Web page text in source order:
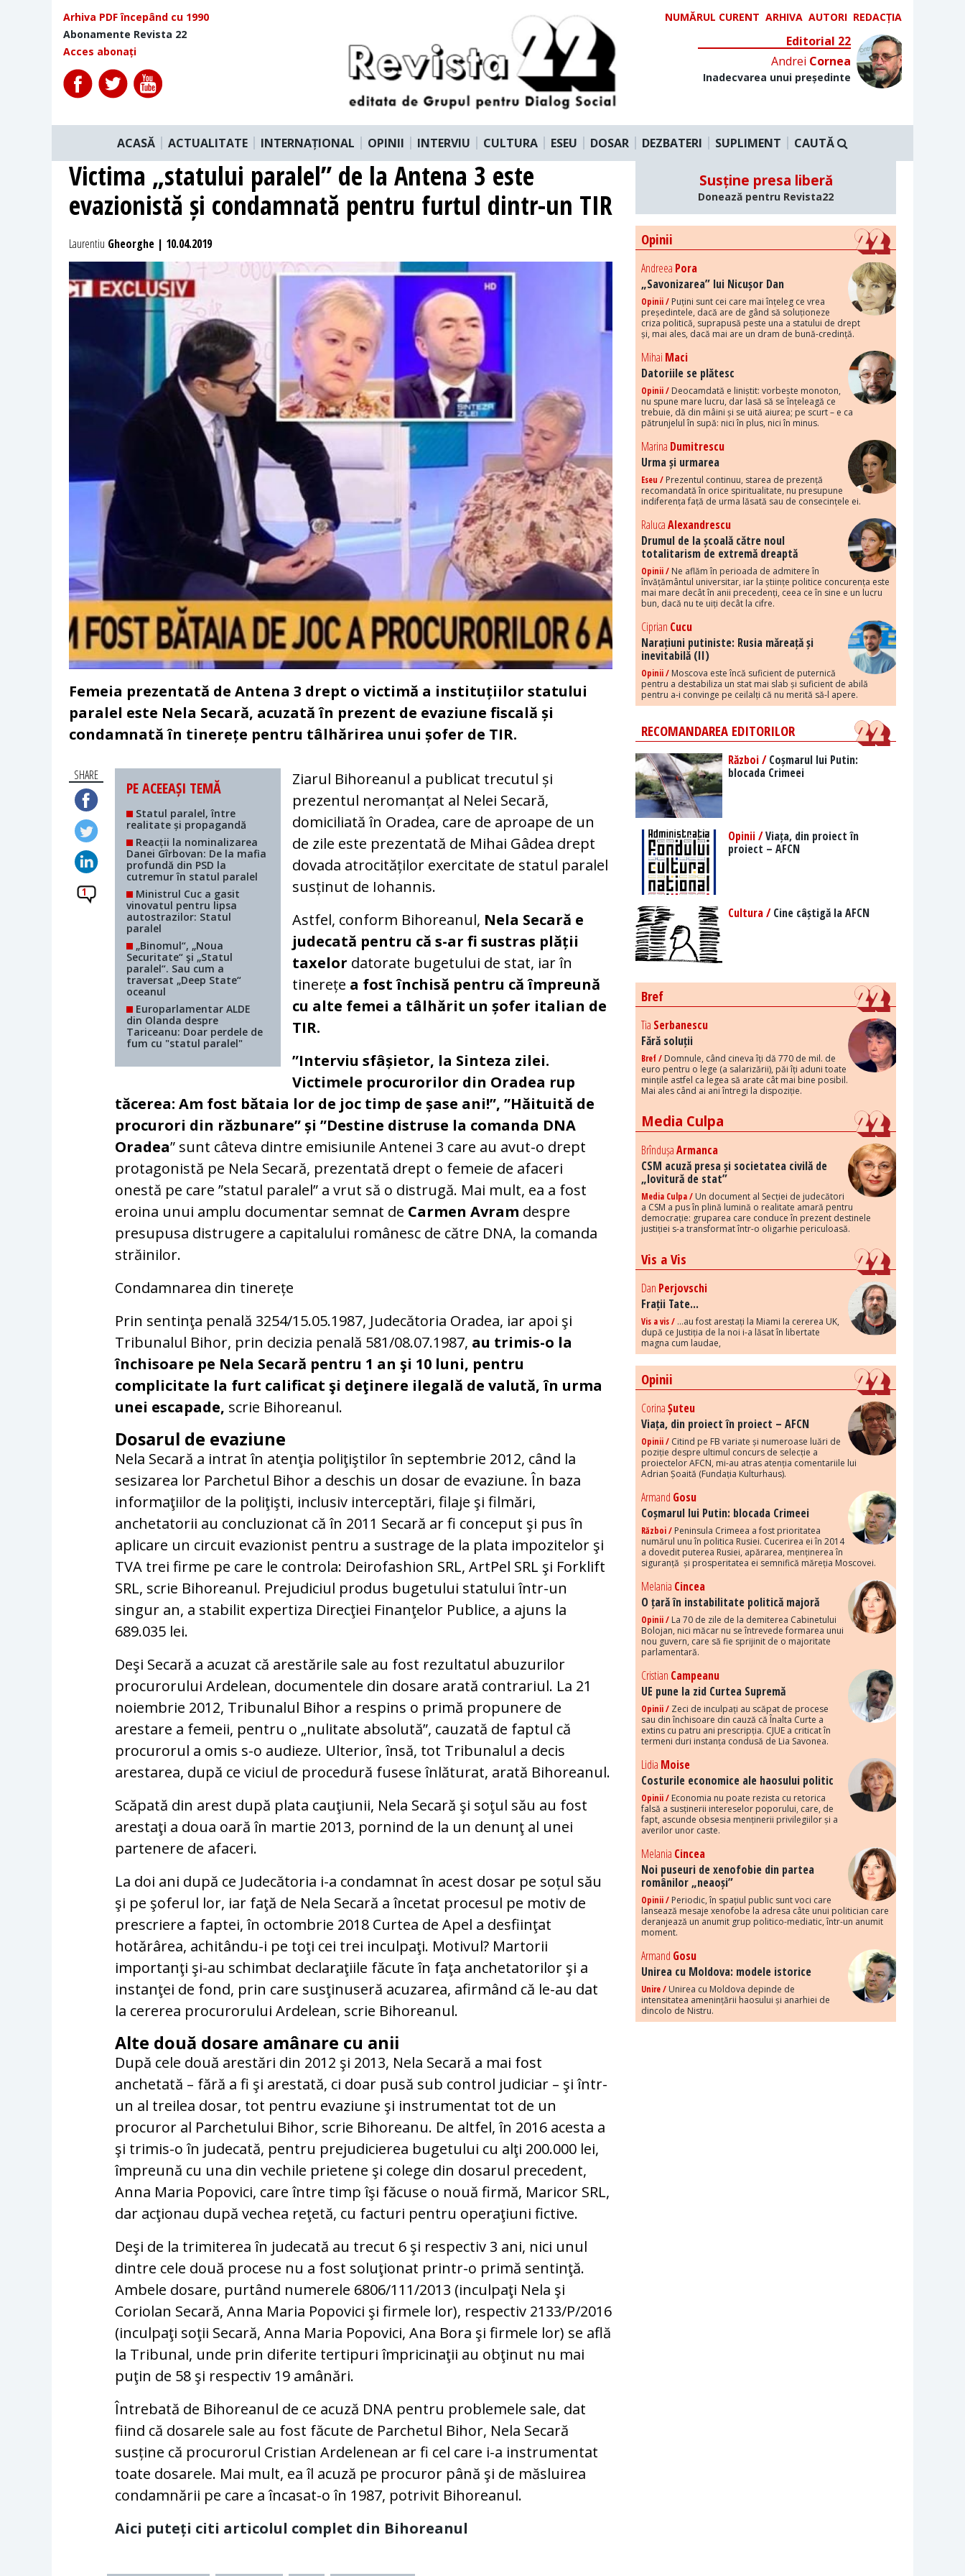
Arhiva PDF începând cu 1990
Abonamente Revista 22
Acces abonați
NUMĂRUL CURENT ARHIVA AUTORI REDACȚIA
Editorial 22
Andrei Cornea
Inadecvarea unui președinte
ACASĂ ACTUALITATE INTERNAȚIONAL OPINII INTERVIU CULTURA ESEU DOSAR DEZBATERI SUPLIMENT CAUTĂ
Victima „statului paralel” de la Antena 3 este
evazionistă și condamnată pentru furtul dintr-un TIR
Laurentiu Gheorghe | 10.04.2019
Femeia prezentată de Antena 3 drept o victimă a instituțiilor statului
paralel este Nela Secară, acuzată în prezent de evaziune fiscală și
condamnată în tinerețe pentru tâlhărirea unui șofer de TIR.
SHARE
1
PE ACEEAȘI TEMĂ
Statul paralel, între
realitate și propagandă
Reacții la nominalizarea
Danei Gîrbovan: De la mafia
profundă din PSD la
cutremur în statul paralel
Ministrul Cuc a gasit
vinovatul pentru lipsa
autostrazilor: Statul
paralel
„Binomul“, „Noua
Securitate“ şi „Statul
paralel“. Sau cum a
traversat „Deep State“
oceanul
Europarlamentar ALDE
din Olanda despre
Tariceanu: Doar perdele de
fum cu "statul paralel"
Ziarul Bihoreanul a publicat trecutul și
prezentul neromanțat al Nelei Secară,
domiciliată în Oradea, care de aproape de un
de zile este prezentată de Mihai Gâdea drept
dovada atrocităților exercitate de statul paralel
susținut de Iohannis.
Astfel, conform Bihoreanul, Nela Secară e
judecată pentru că s-ar fi sustras plății
taxelor datorate bugetului de stat, iar în
tinerețe a fost închisă pentru că împreună
cu alte femei a tâlhărit un șofer italian de
TIR.
”Interviu sfâșietor, la Sinteza zilei.
Victimele procurorilor din Oradea rup
tăcerea: Am fost bătaia lor de joc timp de șase ani!”, ”Hăituită de
procurori din răzbunare” și ”Destine distruse la comanda DNA
Oradea” sunt câteva dintre emisiunile Antenei 3 care au avut-o drept
protagonistă pe Nela Secară, prezentată drept o femeie de afaceri
onestă pe care ”statul paralel” a vrut să o distrugă. Mai mult, ea a fost
eroina unui amplu documentar semnat de Carmen Avram despre
presupusa distrugere a capitalului românesc de către DNA, la comanda
străinilor.
Condamnarea din tinerețe
Prin sentinţa penală 3254/15.05.1987, Judecătoria Oradea, iar apoi şi
Tribunalul Bihor, prin decizia penală 581/08.07.1987, au trimis-o la
închisoare pe Nela Secară pentru 1 an şi 10 luni, pentru
complicitate la furt calificat şi deţinere ilegală de valută, în urma
unei escapade, scrie Bihoreanul.
Dosarul de evaziune
Nela Secară a intrat în atenţia poliţiştilor în septembrie 2012, când la
sesizarea lor Parchetul Bihor a deschis un dosar de evaziune. În baza
informaţiilor de la poliţişti, inclusiv interceptări, filaje şi filmări,
anchetatorii au concluzionat că în 2011 Secară ar fi conceput şi pus în
aplicare un circuit evazionist pentru a sustrage de la plata impozitelor şi
TVA trei firme pe care le controla: Deirofashion SRL, ArtPel SRL şi Forklift
SRL, scrie Bihoreanul. Prejudiciul produs bugetului statului într-un
singur an, a stabilit expertiza Direcţiei Finanţelor Publice, a ajuns la
689.035 lei.
Deşi Secară a acuzat că arestările sale au fost rezultatul abuzurilor
procurorului Ardelean, documentele din dosare arată contrariul. La 21
noiembrie 2012, Tribunalul Bihor a respins o primă propunere de
arestare a femeii, pentru o „nulitate absolută”, cauzată de faptul că
procurorul a omis s-o audieze. Ulterior, însă, tot Tribunalul a decis
arestarea, după ce viciul de procedură fusese înlăturat, arată Bihoreanul.
Scăpată din arest după plata cauţiunii, Nela Secară şi soţul său au fost
arestaţi a doua oară în martie 2013, pornind de la un denunţ al unei
partenere de afaceri.
La doi ani după ce Judecătoria i-a condamnat în acest dosar pe soțul său
şi pe şoferul lor, iar faţă de Nela Secară a încetat procesul pe motiv de
prescriere a faptei, în octombrie 2018 Curtea de Apel a desfiinţat
hotărârea, achitându-i pe toţi cei trei inculpaţi. Motivul? Martorii
importanţi şi-au schimbat declaraţiile făcute în faţa anchetatorilor şi a
instanţei de fond, prin care susţinuseră acuzarea, afirmând că le-au dat
la cererea procurorului Ardelean, scrie Bihoreanul.
Alte două dosare amânare cu anii
După cele două arestări din 2012 şi 2013, Nela Secară a mai fost
anchetată – fără a fi şi arestată, ci doar pusă sub control judiciar – şi într-
un al treilea dosar, tot pentru evaziune şi instrumentat tot de un
procuror al Parchetului Bihor, scrie Bihoreanu. De altfel, în 2016 acesta a
şi trimis-o în judecată, pentru prejudicierea bugetului cu alţi 200.000 lei,
împreună cu una din vechile prietene şi colege din dosarul precedent,
Anna Maria Popovici, care între timp îşi făcuse o nouă firmă, Maricor SRL,
dar acţionau după vechea reţetă, cu facturi pentru operaţiuni fictive.
Deşi de la trimiterea în judecată au trecut 6 şi respectiv 3 ani, nici unul
dintre cele două procese nu a fost soluţionat printr-o primă sentinţă.
Ambele dosare, purtând numerele 6806/111/2013 (inculpaţi Nela şi
Coriolan Secară, Anna Maria Popovici şi firmele lor), respectiv 2133/P/2016
(inculpaţi soţii Secară, Anna Maria Popovici, Ana Bora şi firmele lor) se află
la Tribunal, unde prin diferite tertipuri împricinaţii au obţinut nu mai
puţin de 58 şi respectiv 19 amânări.
Întrebată de Bihoreanul de ce acuză DNA pentru problemele sale, dat
fiind că dosarele sale au fost făcute de Parchetul Bihor, Nela Secară
susține că procurorul Cristian Ardelenean ar fi cel care i-a instrumentat
toate dosarele. Mai mult, ea îl acuză pe procuror până şi de măsluirea
condamnării pe care a încasat-o în 1987, potrivit Bihoreanul.
Aici puteți citi articolul complet din Bihoreanul
Susține presa liberă
Donează pentru Revista22
Opinii
Andreea Pora
„Savonizarea” lui Nicușor Dan
Opinii / Puțini sunt cei care mai înțeleg ce vrea
președintele, dacă are de gând să soluționeze
criza politică, suprapusă peste una a statului de drept
și, mai ales, dacă mai are un dram de bună-credință.
Mihai Maci
Datoriile se plătesc
Opinii / Deocamdată e liniștit: vorbește monoton,
nu spune mare lucru, dar lasă să se înțeleagă ce
trebuie, dă din mâini și se uită aiurea; pe scurt – e ca
pătrunjelul în supă: nici în plus, nici în minus.
Marina Dumitrescu
Urma și urmarea
Eseu / Prezentul continuu, starea de prezență
recomandată în orice spiritualitate, nu presupune
indiferența față de urma lăsată sau de consecințele ei.
RalucaAlexandrescu
Drumul de la școală către noul
totalitarism de extremă dreaptă
Opinii / Ne aflăm în perioada de admitere în
învățământul universitar, iar la științe politice concurența este
mai mare decât în anii precedenți, ceea ce în sine e un lucru
bun, dacă nu te uiți decât la cifre.
Ciprian Cucu
Narațiuni putiniste: Rusia măreață și
inevitabilă (II)
Opinii / Moscova este încă suficient de puternică
pentru a destabiliza un stat mai slab și suficient de abilă
pentru a-i convinge pe ceilalți că nu merită să-l apere.
RECOMANDAREA EDITORILOR
Război /Coșmarul lui Putin:
blocada Crimeei
Opinii /Viața, din proiect în
proiect – AFCN
Cultura /Cine câștigă la AFCN
Bref
Tia Serbanescu
Fără soluții
Bref / Domnule, când cineva îți dă 770 de mil. de
euro pentru o lege (a salarizării), păi îți aduni toate
mințile astfel ca legea să arate cât mai bine posibil.
Mai ales când ai ani întregi la dispoziție.
Media Culpa
BrîndușaArmanca
CSM acuză presa și societatea civilă de
„lovitură de stat”
Media Culpa / Un document al Secției de judecători
a CSM a pus în plină lumină o realitate amară pentru
democrație: gruparea care conduce în prezent destinele
justiției s-a transformat într-o oligarhie periculoasă.
Vis a Vis
Dan Perjovschi
Frații Tate...
Vis a vis / ...au fost arestați la Miami la cererea UK,
după ce Justiția de la noi i-a lăsat în libertate
magna cum laudae,
Opinii
CorinaȘuteu
Viața, din proiect în proiect – AFCN
Opinii / Citind pe FB variate și numeroase luări de
poziție despre ultimul concurs de selecție a
proiectelor AFCN, mi-au atras atenția comentariile lui
Adrian Șoaită (Fundația Kulturhaus).
Armand Gosu
Coșmarul lui Putin: blocada Crimeei
Război / Peninsula Crimeea a fost prioritatea
numărul unu în politica Rusiei. Cucerirea ei în 2014
a dovedit puterea Rusiei, apărarea, menținerea în
siguranță și prosperitatea ei semnifică măreția Moscovei.
Melania Cincea
O țară în instabilitate politică majoră
Opinii / La 70 de zile de la demiterea Cabinetului
Bolojan, nici măcar nu se întrevede formarea unui
nou guvern, care să fie sprijinit de o majoritate
parlamentară.
Cristian Campeanu
UE pune la zid Curtea Supremă
Opinii / Zeci de inculpați au scăpat de procese
sau din închisoare din cauză că Înalta Curte a
extins cu patru ani prescripția. CJUE a criticat în
termeni duri instanța condusă de Lia Savonea.
Lidia Moise
Costurile economice ale haosului politic
Opinii / Economia nu poate rezista cu retorica
falsă a susținerii intereselor poporului, care, de
fapt, ascunde obsesia menținerii privilegiilor și a
averilor unor caste.
Melania Cincea
Noi puseuri de xenofobie din partea
românilor „neaoși”
Opinii / Periodic, în spațiul public sunt voci care
lansează mesaje xenofobe la adresa câte unui politician care
deranjează un anumit grup politico-mediatic, într-un anumit
moment.
Armand Gosu
Unirea cu Moldova: modele istorice
Unire / Unirea cu Moldova depinde de
intensitatea amenințării haosului și anarhiei de
dincolo de Nistru.